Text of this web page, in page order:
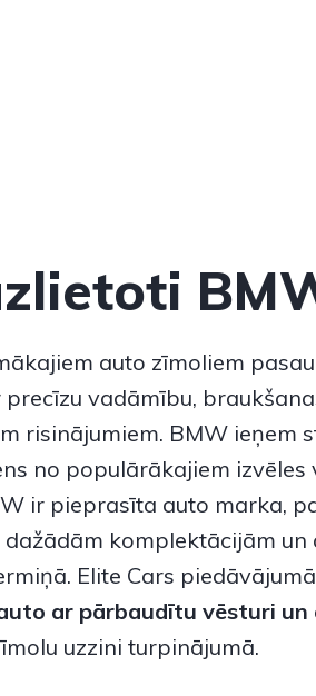
auto zīmoliem
vadāmību,
risinājumiem. BMWieņem
no populārākajiem
ir pieprasīta auto marka,
komplektācijām un
Elite Cars
ar pārbaudītu vēsturi
uzzini turpinājumā.